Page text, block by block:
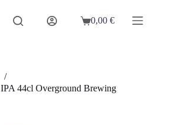
Panier
0,00€
/
44cl Overground Brewing